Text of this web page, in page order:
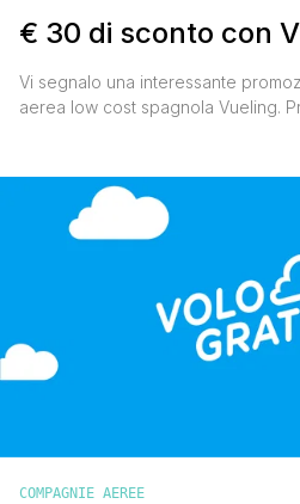
€ 30 di sconto con
Vi segnalo una interessante
aerea low cost spagnola Vueling.
utilizzare per volare nel periodo
24 febbraio 2011. Buona [']
COMPAGNIE AEREE